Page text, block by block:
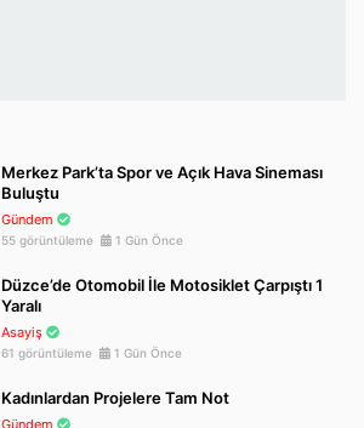
Merkez Park’ta Spor ve Açık Hava Sineması
Buluştu
Gündem
55 görüntüleme 1 Gün Önce
Düzce’de Otomobil İle Motosiklet Çarpıştı 1
Yaralı
Asayiş
61 görüntüleme 1 Gün Önce
Kadınlardan Projelere Tam Not
Gündem